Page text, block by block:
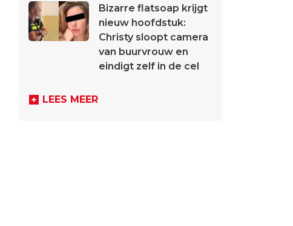
Bizarre flatsoap krijgt
nieuw hoofdstuk:
Christy sloopt camera
van buurvrouw en
eindigt zelf in de cel
LEES MEER